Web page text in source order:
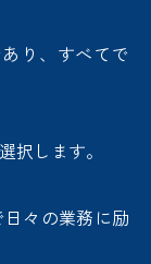
り、すべてで
択します。
々の業務に励